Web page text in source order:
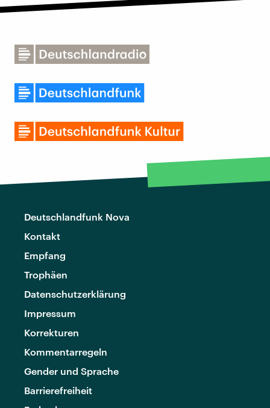
Deutschlandfunk Nova
Kontakt
Empfang
Trophäen
Datenschutzerklärung
Impressum
Korrekturen
Kommentarregeln
Gender und Sprache
Barrierefreiheit